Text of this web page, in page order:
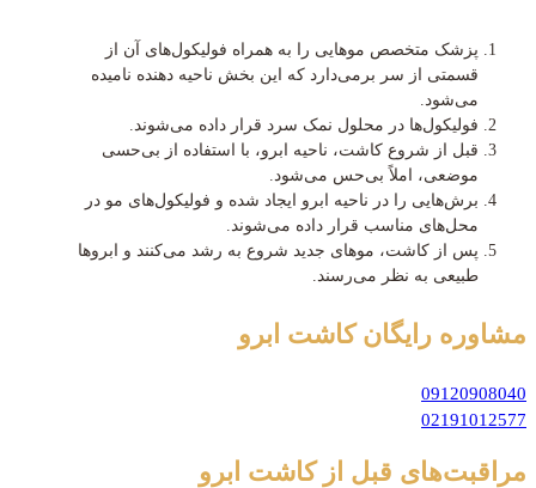
پزشک متخصص موهایی را به همراه فولیکول‌های آن از
قسمتی از سر برمی‌دارد که این بخش ناحیه دهنده نامیده
می‌شود.
فولیکول‌ها در محلول نمک سرد قرار داده می‌شوند.
قبل از شروع کاشت، ناحیه ابرو، با استفاده از بی‌حسی
موضعی، املاً بی‌حس می‌شود.
برش‌هایی را در ناحیه ابرو ایجاد شده و فولیکول‌های مو در
محل‌های مناسب قرار داده می‌شوند.
پس از کاشت، موهای جدید شروع به رشد می‌کنند و ابروها
طبیعی به نظر می‌رسند.
مشاوره رایگان کاشت ابرو
09120908040
02191012577
مراقبت‌های قبل از کاشت ابرو